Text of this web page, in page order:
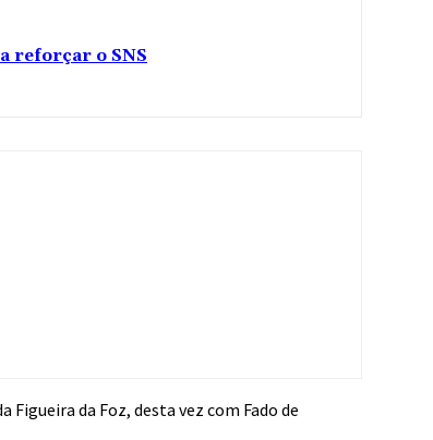
reforçar o SNS
da Foz, desta vez com Fado de